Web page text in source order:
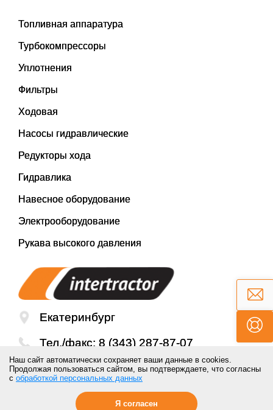
Топливная аппаратура
Турбокомпрессоры
Уплотнения
Фильтры
Ходовая
Насосы гидравлические
Редукторы хода
Гидравлика
Навесное оборудование
Электрооборудование
Рукава высокого давления
Екатеринбург
Тел./факс: 8 (343) 287-87-07
Email:mail@inter-tractor.ru
Наш сайт автоматически сохраняет ваши данные в cookies.
Продолжая пользоваться сайтом, вы подтверждаете, что согласны
с обработкой персональных данных
Я согласен